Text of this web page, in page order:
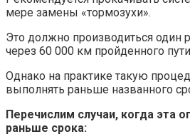
мере замены «тормозухи».
Это должно производиться один
через 60 000 км пройденного
Однако на практике такую
выполнять раньше названного
Перечислим случаи, когда эта
раньше срока: